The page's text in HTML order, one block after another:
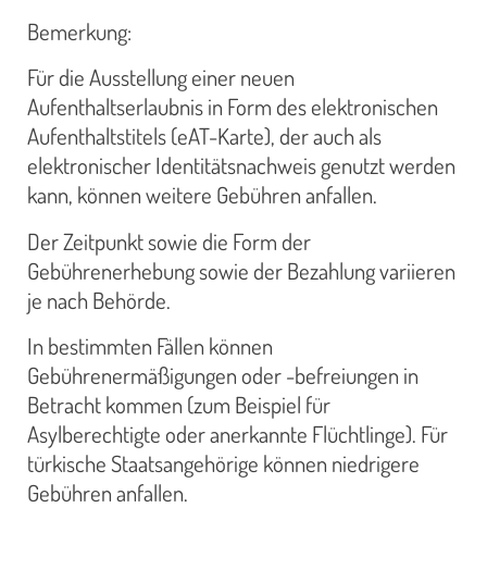
Bemerkung:
Für die Ausstellung einer neuen
Aufenthaltserlaubnis in Form des elektronischen
Aufenthaltstitels (eAT-Karte), der auch als
elektronischer Identitätsnachweis genutzt werden
kann, können weitere Gebühren anfallen.
Der Zeitpunkt sowie die Form der
Gebührenerhebung sowie der Bezahlung variieren
je nach Behörde.
In bestimmten Fällen können
Gebührenermäßigungen oder -befreiungen in
Betracht kommen (zum Beispiel für
Asylberechtigte oder anerkannte Flüchtlinge). Für
türkische Staatsangehörige können niedrigere
Gebühren anfallen.